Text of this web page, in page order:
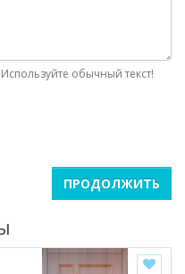
обычный текст!
ПРОДОЛЖИТЬ